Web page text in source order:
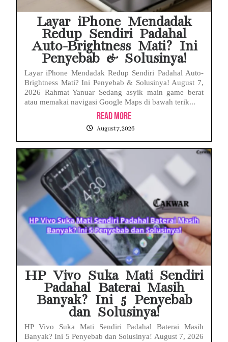
HP Huawei Cepat Panas? Ini Penyebab Utama dan Cara Mengatasinya
Layar iPhone Mendadak
Redup Sendiri Padahal
Auto-Brightness Mati? Ini
Penyebab & Solusinya!
Layar iPhone Mendadak Redup Sendiri Padahal Auto-
Brightness Mati? Ini Penyebab & Solusinya! August 7,
2026 Rahmat Yanuar Sedang asyik main game berat
atau memakai navigasi Google Maps di bawah terik...
Read More
August 7, 2026
HP Vivo Suka Mati Sendiri
Padahal Baterai Masih
Banyak? Ini 5 Penyebab
dan Solusinya!
HP Vivo Suka Mati Sendiri Padahal Baterai Masih
Banyak? Ini 5 Penyebab dan Solusinya! August 7, 2026